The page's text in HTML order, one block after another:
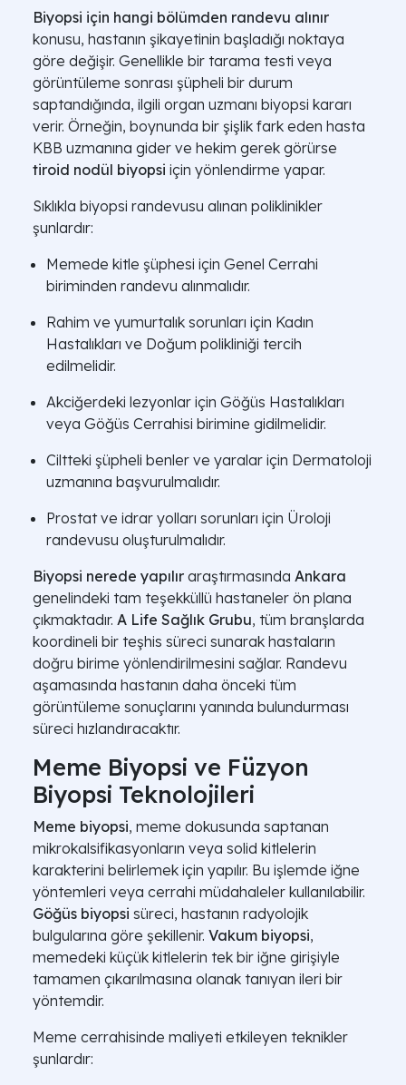
Biyopsi için hangi bölümden randevu alınır
konusu, hastanın şikayetinin başladığı noktaya
göre değişir. Genellikle bir tarama testi veya
görüntüleme sonrası şüpheli bir durum
saptandığında, ilgili organ uzmanı biyopsi kararı
verir. Örneğin, boynunda bir şişlik fark eden hasta
KBB uzmanına gider ve hekim gerek görürse
tiroid nodül biyopsi için yönlendirme yapar.
Sıklıkla biyopsi randevusu alınan poliklinikler
şunlardır:
Memede kitle şüphesi için Genel Cerrahi
biriminden randevu alınmalıdır.
Rahim ve yumurtalık sorunları için Kadın
Hastalıkları ve Doğum polikliniği tercih
edilmelidir.
Akciğerdeki lezyonlar için Göğüs Hastalıkları
veya Göğüs Cerrahisi birimine gidilmelidir.
Ciltteki şüpheli benler ve yaralar için Dermatoloji
uzmanına başvurulmalıdır.
Prostat ve idrar yolları sorunları için Üroloji
randevusu oluşturulmalıdır.
Biyopsi nerede yapılır araştırmasında Ankara
genelindeki tam teşekküllü hastaneler ön plana
çıkmaktadır. A Life Sağlık Grubu, tüm branşlarda
koordineli bir teşhis süreci sunarak hastaların
doğru birime yönlendirilmesini sağlar. Randevu
aşamasında hastanın daha önceki tüm
görüntüleme sonuçlarını yanında bulundurması
süreci hızlandıracaktır.
Meme Biyopsi ve Füzyon
Biyopsi Teknolojileri
Meme biyopsi, meme dokusunda saptanan
mikrokalsifikasyonların veya solid kitlelerin
karakterini belirlemek için yapılır. Bu işlemde iğne
yöntemleri veya cerrahi müdahaleler kullanılabilir.
Göğüs biyopsi süreci, hastanın radyolojik
bulgularına göre şekillenir. Vakum biyopsi,
memedeki küçük kitlelerin tek bir iğne girişiyle
tamamen çıkarılmasına olanak tanıyan ileri bir
yöntemdir.
Meme cerrahisinde maliyeti etkileyen teknikler
şunlardır: